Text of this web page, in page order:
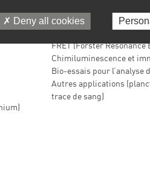
Gène rapporteur et
FRET (Förster Resonance
Chimiluminescence et
Bio-essais pour l’analyse
Autres applications
trace de sang)
Deny all cookies